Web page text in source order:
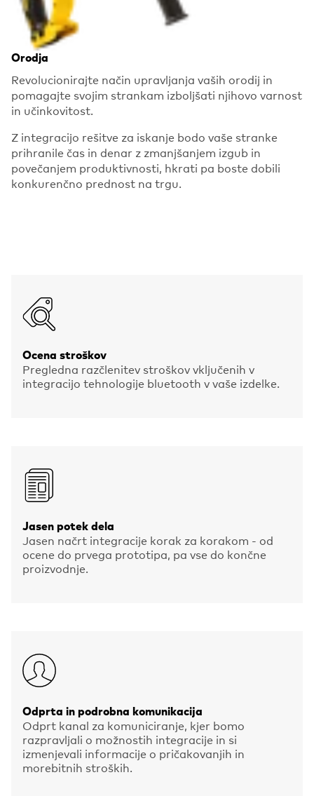
Orodja
Revolucionirajte način upravljanja vaših orodij in
pomagajte svojim strankam izboljšati njihovo varnost
in učinkovitost.
Z integracijo rešitve za iskanje bodo vaše stranke
prihranile čas in denar z zmanjšanjem izgub in
povečanjem produktivnosti, hkrati pa boste dobili
konkurenčno prednost na trgu.
Ocena stroškov
Pregledna razčlenitev stroškov vključenih v
integracijo tehnologije bluetooth v vaše izdelke.
Jasen potek dela
Jasen načrt integracije korak za korakom - od
ocene do prvega prototipa, pa vse do končne
proizvodnje.
Odprta in podrobna komunikacija
Odprt kanal za komuniciranje, kjer bomo
razpravljali o možnostih integracije in si
izmenjevali informacije o pričakovanjih in
morebitnih stroških.